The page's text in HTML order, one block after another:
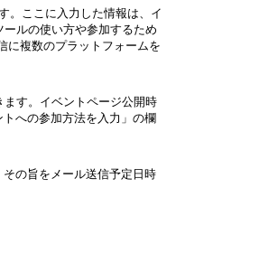
。ここに入力した情報は、イ
ルの使い方や参加するため
に複数のプラットフォームを
す。イベントページ公開時
への参加方法を入力」の欄
の旨をメール送信予定日時